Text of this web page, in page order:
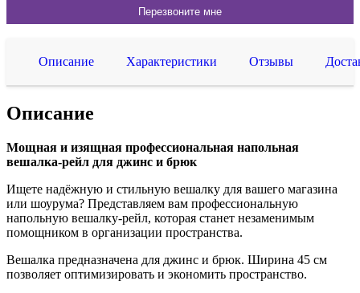
Описание Характеристики Отзывы
Описание
Мощная и изящная профессиональная напольная
вешалка-рейл для джинс и брюк
Ищете надёжную и стильную вешалку для вашего магазина
или шоурума? Представляем вам профессиональную
напольную вешалку-рейл, которая станет незаменимым
помощником в организации пространства.
Вешалка предназначена для джинс и брюк. Ширина 45 см
позволяет оптимизировать и экономить пространство.